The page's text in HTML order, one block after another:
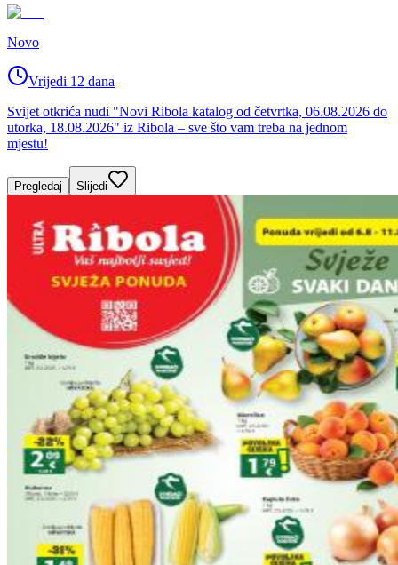
Novo
Vrijedi 12 dana
Svijet otkrića nudi "Novi Ribola katalog od četvrtka, 06.08.2026 do
utorka, 18.08.2026" iz Ribola – sve što vam treba na jednom
mjestu!
Pregledaj Slijedi